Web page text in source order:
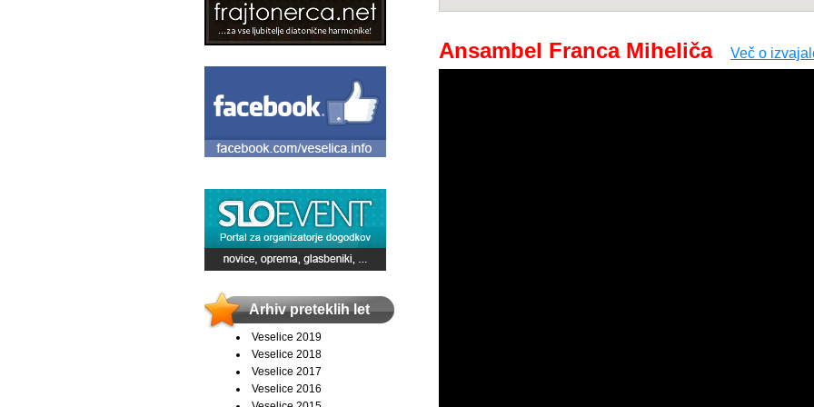
Arhiv preteklih let
Veselice 2019
Veselice 2018
Veselice 2017
Veselice 2016
Ansambel Franca Miheliča Več o